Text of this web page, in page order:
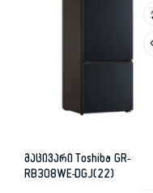
მაცივარი Toshiba GR-
RB308WE-DGJ(22)